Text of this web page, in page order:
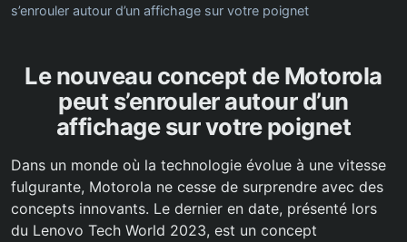
s’enrouler autour d’un affichage sur votre poignet
Le nouveau concept de Motorola
peut s’enrouler autour d’un
affichage sur votre poignet
Dans un monde où la technologie évolue à une vitesse
fulgurante, Motorola ne cesse de surprendre avec des
concepts innovants. Le dernier en date, présenté lors
du Lenovo Tech World 2023, est un concept